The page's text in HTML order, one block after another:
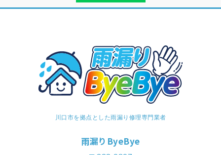
川口市を拠点とした雨漏り修理専門業者
雨漏りByeBye